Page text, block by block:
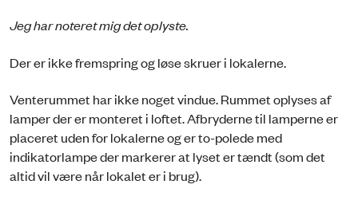
Jeg har noteret mig det oplyste.
Der er ikke fremspring og løse skruer i lokalerne.
Venterummet har ikke noget vindue. Rummet oplyses af
lamper der er monteret i loftet. Afbryderne til lamperne er
placeret uden for lokalerne og er to-polede med
indikatorlampe der markerer at lyset er tændt (som det
altid vil være når lokalet er i brug).